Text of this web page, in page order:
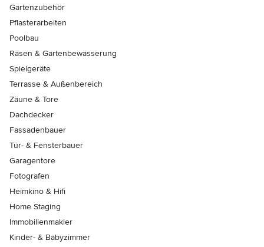
Gartenzubehör
Pflasterarbeiten
Poolbau
Rasen & Gartenbewässerung
Spielgeräte
Terrasse & Außenbereich
Zäune & Tore
Dachdecker
Fassadenbauer
Tür- & Fensterbauer
Garagentore
Fotografen
Heimkino & Hifi
Home Staging
Immobilienmakler
Kinder- & Babyzimmer